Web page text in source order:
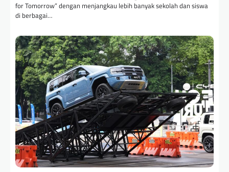
for Tomorrow” dengan menjangkau lebih banyak sekolah dan siswa
di berbagai…